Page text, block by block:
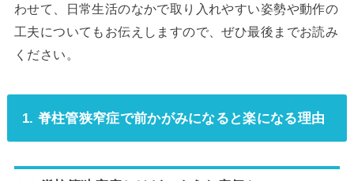
わせて、日常生活のなかで取り入れやすい姿勢や動作の
工夫についてもお伝えしますので、ぜひ最後までお読み
ください。
1. 脊柱管狭窄症で前かがみになると楽になる理由